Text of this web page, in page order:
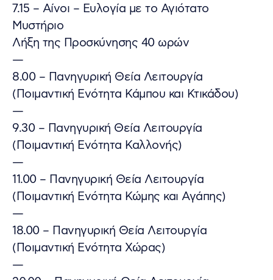
7.15 – Αίνοι – Ευλογία με το Αγιότατο
Μυστήριο
Λήξη της Προσκύνησης 40 ωρών
—
8.00 – Πανηγυρική Θεία Λειτουργία
(Ποιμαντική Ενότητα Κάμπου και Κτικάδου)
—
9.30 – Πανηγυρική Θεία Λειτουργία
(Ποιμαντική Ενότητα Καλλονής)
—
11.00 – Πανηγυρική Θεία Λειτουργία
(Ποιμαντική Ενότητα Κώμης και Αγάπης)
—
18.00 – Πανηγυρική Θεία Λειτουργία
(Ποιμαντική Ενότητα Χώρας)
—